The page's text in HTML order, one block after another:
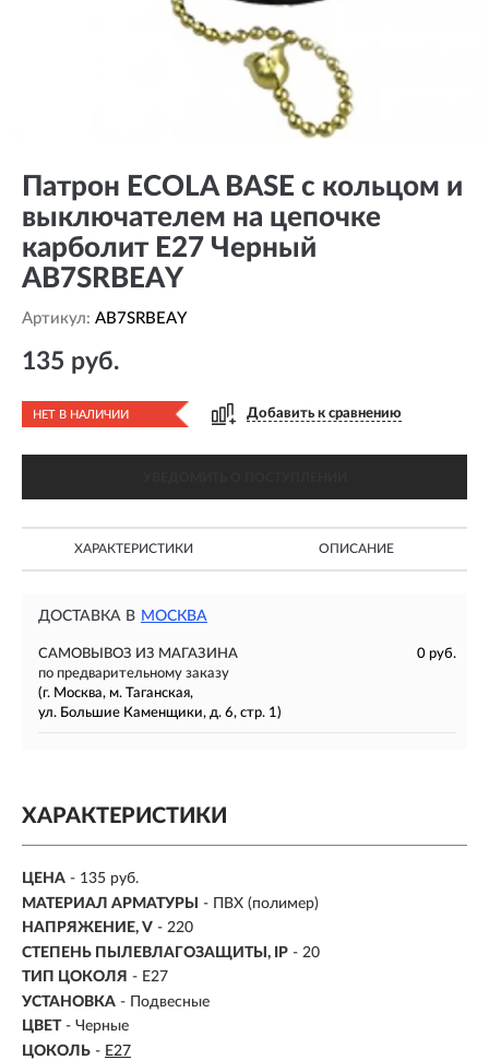
Патрон ECOLA BASE с кольцом и
выключателем на цепочке
карболит E27 Черный
AB7SRBEAY
Артикул: AB7SRBEAY
135 руб.
НЕТ В НАЛИЧИИ Добавить к сравнению
ХАРАКТЕРИСТИКИ ОПИСАНИЕ
ДОСТАВКА В МОСКВА
САМОВЫВОЗ ИЗ МАГАЗИНА
0 руб.
по предварительному заказу
(г. Москва, м. Таганская,
ул. Большие Каменщики, д. 6, стр. 1)
ХАРАКТЕРИСТИКИ
ЦЕНА - 135 руб.
МАТЕРИАЛ АРМАТУРЫ
- ПВХ (полимер)
НАПРЯЖЕНИЕ, V - 220
СТЕПЕНЬ ПЫЛЕВЛАГОЗАЩИТЫ, IP - 20
ТИП ЦОКОЛЯ - E27
УСТАНОВКА - Подвесные
ЦВЕТ - Черные
ЦОКОЛЬ - E27